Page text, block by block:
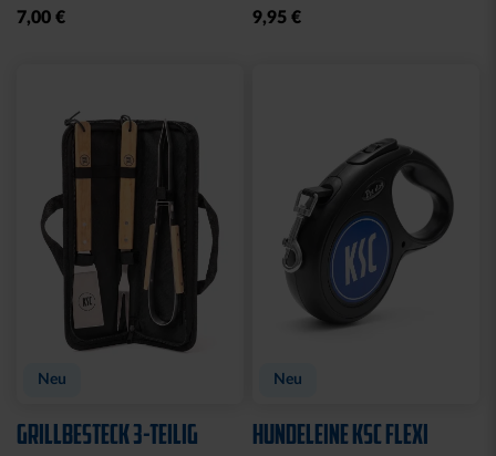
7,00 € 9,95 €
Neu
GRILLBESTECK 3-TEILIG
Neu
HUNDELEINE KSC FLEXI